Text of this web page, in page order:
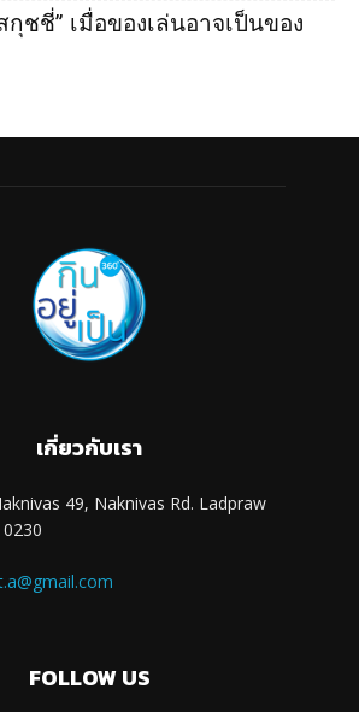
กุชชี่” เมื่อของเล่นอาจเป็นของ
เกี่ยวกับเรา
49, Naknivas Rd. Ladpraw
FOLLOW US